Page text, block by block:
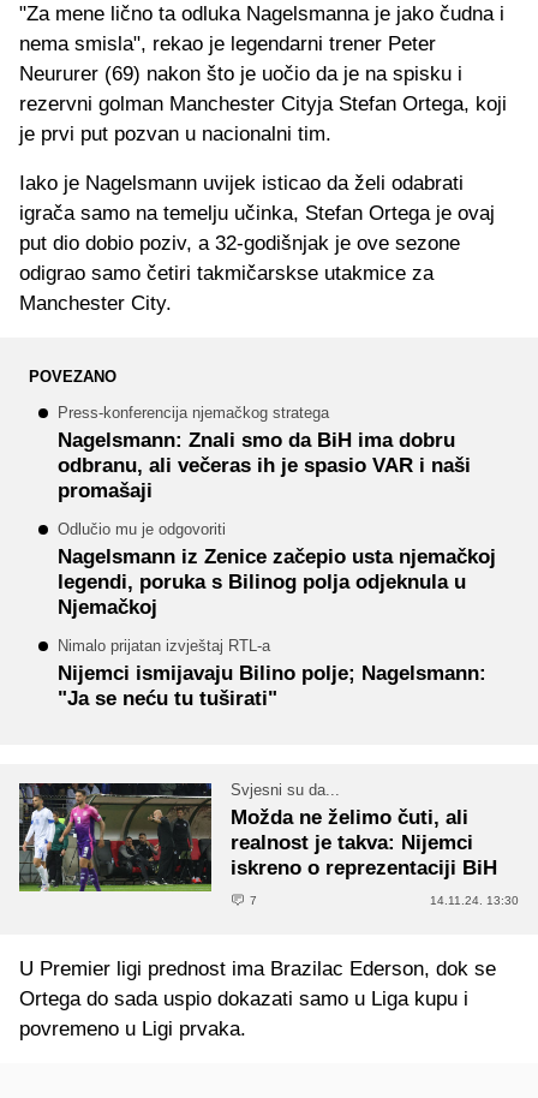
"Za mene lično ta odluka Nagelsmanna je jako čudna i
nema smisla", rekao je legendarni trener Peter
Neururer (69) nakon što je uočio da je na spisku i
rezervni golman Manchester Cityja Stefan Ortega, koji
je prvi put pozvan u nacionalni tim.
Iako je Nagelsmann uvijek isticao da želi odabrati
igrača samo na temelju učinka, Stefan Ortega je ovaj
put dio dobio poziv, a 32-godišnjak je ove sezone
odigrao samo četiri takmičarskse utakmice za
Manchester City.
POVEZANO
Press-konferencija njemačkog stratega
Nagelsmann: Znali smo da BiH ima dobru
odbranu, ali večeras ih je spasio VAR i naši
promašaji
Odlučio mu je odgovoriti
Nagelsmann iz Zenice začepio usta njemačkoj
legendi, poruka s Bilinog polja odjeknula u
Njemačkoj
Nimalo prijatan izvještaj RTL-a
Nijemci ismijavaju Bilino polje; Nagelsmann:
"Ja se neću tu tuširati"
Svjesni su da...
Možda ne želimo čuti, ali
realnost je takva: Nijemci
iskreno o reprezentaciji BiH
7 14.11.24. 13:30
U Premier ligi prednost ima Brazilac Ederson, dok se
Ortega do sada uspio dokazati samo u Liga kupu i
povremeno u Ligi prvaka.